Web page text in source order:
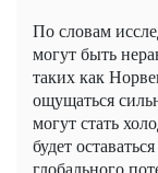
По словам
могут быть
таких как
ощущаться
могут стать
будет
глобального